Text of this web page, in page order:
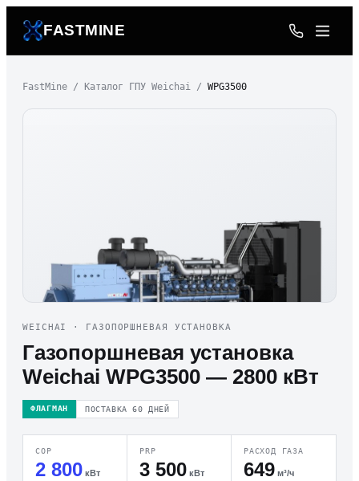
FASTMINE
FastMine / Каталог ГПУ Weichai / WPG3500
WEICHAI · ГАЗОПОРШНЕВАЯ УСТАНОВКА
Газопоршневая установка
Weichai WPG3500 — 2800 кВт
ФЛАГМАН ПОСТАВКА60 ДНЕЙ
COP
2 800 кВт
PRP
3 500 кВт
РАСХОД ГАЗА
649 м³/ч